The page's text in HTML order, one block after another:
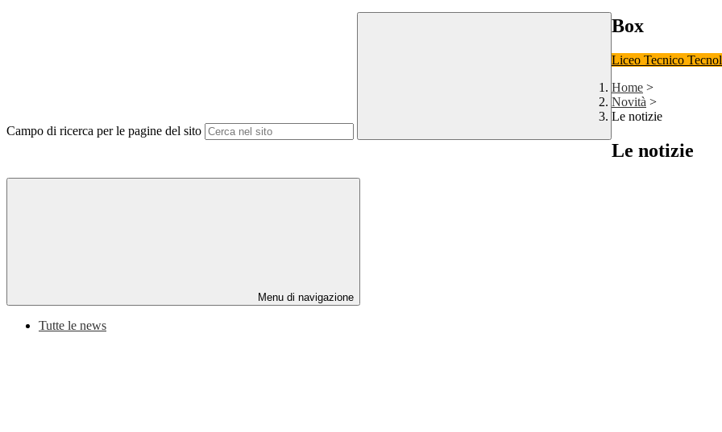
Campo di ricerca per le pagine del sito
Box
Liceo Tecnico
Home >
Novità >
Le notizie
Le notizie
Menu di navigazione
Tutte le news